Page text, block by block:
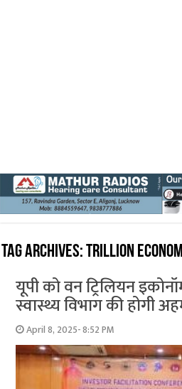
Tag Archives:trillion
यूपी को वन ट्रिलियन
स्वास्थ्य विभाग की होगी
April 8, 2025- 8:52 PM